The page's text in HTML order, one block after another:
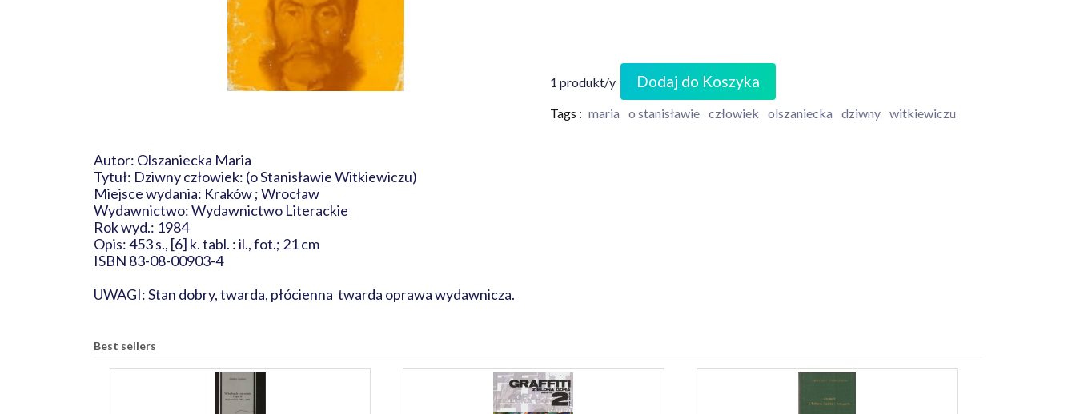
1 produkt/y Dodaj do Koszyka
Tags : maria o stanisławie człowiek olszaniecka dziwny witkiewiczu
Autor: Olszaniecka Maria
Tytuł: Dziwny człowiek: (o Stanisławie Witkiewiczu)
Miejsce wydania: Kraków ; Wrocław
Wydawnictwo: Wydawnictwo Literackie
Rok wyd.: 1984
Opis: 453 s., [6] k. tabl. : il., fot.; 21 cm
ISBN 83-08-00903-4
UWAGI: Stan dobry, twarda, płócienna twarda oprawa wydawnicza.
Best sellers